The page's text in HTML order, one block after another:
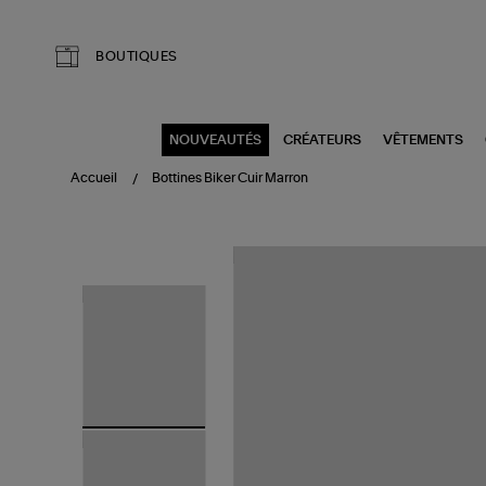
BOUTIQUES
NOUVEAUTÉS CRÉATEURS VÊTEMENTS
Accueil Bottines Biker Cuir Marron